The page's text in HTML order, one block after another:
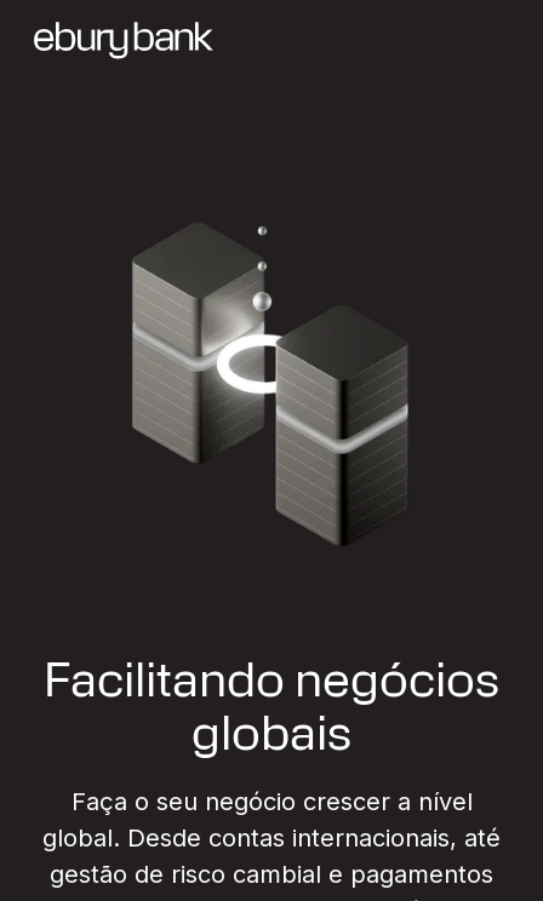
Facilitando negócios
globais
Faça o seu negócio crescer a nível
global. Desde contas internacionais, até
gestão de risco cambial e pagamentos